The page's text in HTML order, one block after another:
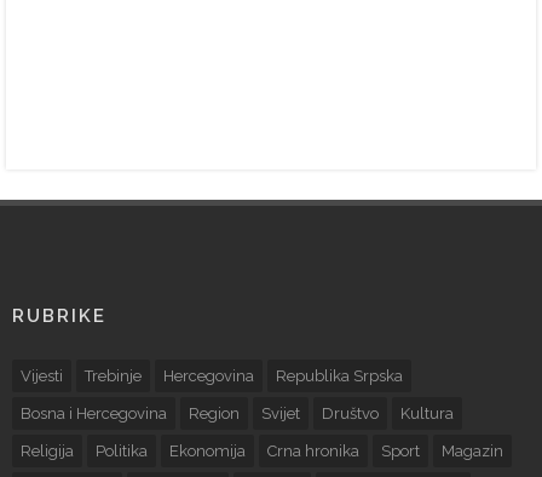
RUBRIKE
Vijesti Trebinje Hercegovina Republika Srpska
Bosna i Hercegovina Region Svijet Društvo Kultura
Religija Politika Ekonomija Crna hronika Sport Magazin